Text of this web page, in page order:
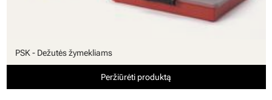
PSK - Dežutės žymekliams
Peržiūrėti produktą